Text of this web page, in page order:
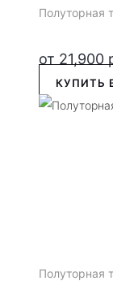
Полуторная
от 21,900
КУПИТЬ
Полуторная